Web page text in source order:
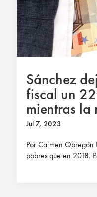
Sánchez
fiscal un
mientras la
se hunde 11
Jul 7, 2023
Por Carmen Obregón
pobres que en 2018.